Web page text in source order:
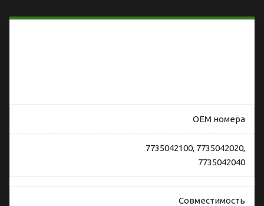
OEM номера
7735042100, 7735042020,
7735042040
Совместимость